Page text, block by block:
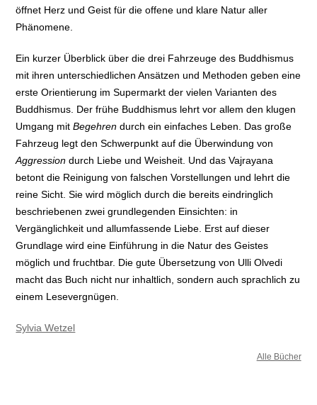
öffnet Herz und Geist für die offene und klare Natur aller
Phänomene.
Ein kurzer Überblick über die drei Fahrzeuge des Buddhismus
mit ihren unterschiedlichen Ansätzen und Methoden geben eine
erste Orientierung im Supermarkt der vielen Varianten des
Buddhismus. Der frühe Buddhismus lehrt vor allem den klugen
Umgang mitBegehrendurch ein einfaches Leben. Das große
Fahrzeug legt den Schwerpunkt auf die Überwindung von
Aggressiondurch Liebe und Weisheit. Und das Vajrayana
betont die Reinigung von falschen Vorstellungen und lehrt die
reine Sicht. Sie wird möglich durch die bereits eindringlich
beschriebenen zwei grundlegenden Einsichten: in
Vergänglichkeit und allumfassende Liebe. Erst auf dieser
Grundlage wird eine Einführung in die Natur des Geistes
möglich und fruchtbar. Die gute Übersetzung von Ulli Olvedi
macht das Buch nicht nur inhaltlich, sondern auch sprachlich zu
einem Lesevergnügen.
Sylvia Wetzel
Alle Bücher